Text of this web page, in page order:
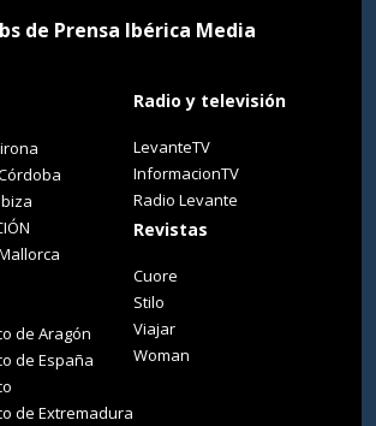
de Prensa Ibérica Media
de Aragón
de España
de Extremadura
Radio y televisión
LevanteTV
InformacionTV
Radio Levante
Revistas
Cuore
Stilo
Viajar
Woman